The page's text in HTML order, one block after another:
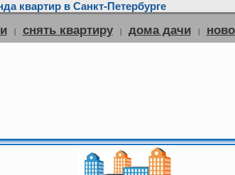
квартир в Санкт-Петербурге
| снять квартиру | дома дачи |